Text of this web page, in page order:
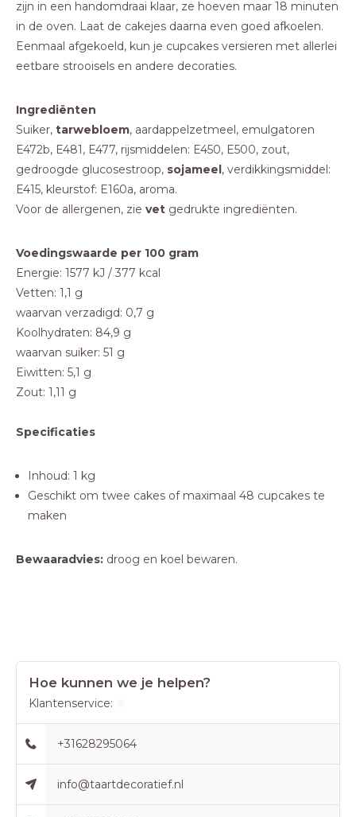
zijn in een handomdraai klaar, ze hoeven maar 18 minuten
in de oven. Laat de cakejes daarna even goed afkoelen.
Eenmaal afgekoeld, kun je cupcakes versieren met allerlei
eetbare strooisels en andere decoraties.
Ingrediënten
Suiker, tarwebloem, aardappelzetmeel, emulgatoren
E472b, E481, E477, rijsmiddelen: E450, E500, zout,
gedroogde glucosestroop, sojameel, verdikkingsmiddel:
E415, kleurstof: E160a, aroma.
Voor de allergenen, zie vet gedrukte ingrediënten.
Voedingswaarde per 100 gram
Energie: 1577 kJ / 377 kcal
Vetten: 1,1 g
waarvan verzadigd: 0,7 g
Koolhydraten: 84,9 g
waarvan suiker: 51 g
Eiwitten: 5,1 g
Zout: 1,11 g
Specificaties
Inhoud: 1 kg
Geschikt om twee cakes of maximaal 48 cupcakes te
maken
Bewaaradvies: droog en koel bewaren.
Hoe kunnen we je helpen?
Klantenservice:
+31628295064
info@taartdecoratief.nl